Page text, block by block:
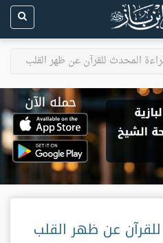
المحدث للقرآن عن ظهر القلب
عن ظهر القلب